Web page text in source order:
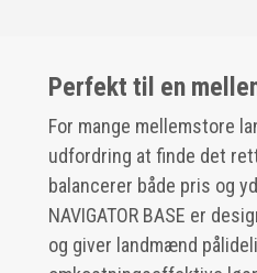
Perfekt til en
For mange mellemstore
udfordring at finde det
balancerer både pris og
NAVIGATOR BASE er
og giver landmænd